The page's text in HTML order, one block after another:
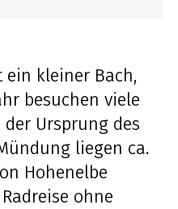
ein kleiner Bach,
besuchen viele
Ursprung des
liegen ca.
Hohenelbe
ohne